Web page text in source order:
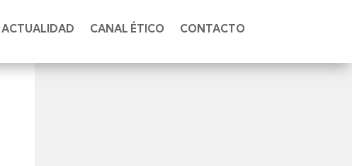
ACTUALIDAD CANAL ÉTICO CONTACTO